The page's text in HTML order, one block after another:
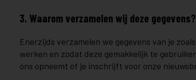
3. Waarom verzamelen wij deze gegevens?
Enerzijds verzamelen we gegevens van je
werken en zodat deze gemakkelijk te
ons opneemt of je inschrijft voor onze